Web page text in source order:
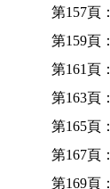
第157頁：
第159頁：
第161頁：
第163頁：
第165頁：
第167頁：
第169頁：